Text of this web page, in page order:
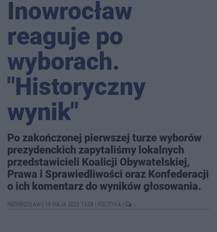
Inowrocław
reaguje po
wyborach.
"Historyczny
wynik"
Po zakończonej pierwszej turze wyborów
prezydenckich zapytaliśmy lokalnych
przedstawicieli Koalicji Obywatelskiej,
Prawa i Sprawiedliwości oraz Konfederacji
o ich komentarz do wyników głosowania.
INOWROCŁAW 19 MAJA 2025 13:08 POLITYKA